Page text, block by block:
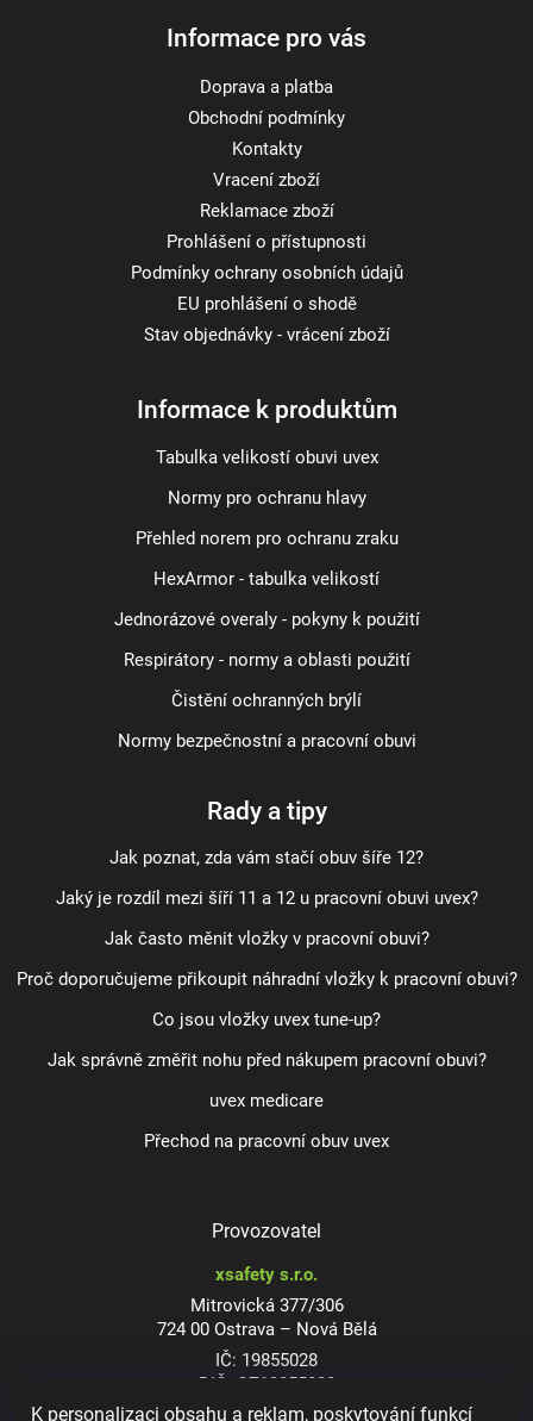
K personalizaci obsahu a reklam, poskytování funkcí
Informace pro vás
Doprava a platba
Obchodní podmínky
Kontakty
Vracení zboží
Reklamace zboží
Prohlášení o přístupnosti
Podmínky ochrany osobních údajů
EU prohlášení o shodě
Stav objednávky - vrácení zboží
Informace k produktům
Tabulka velikostí obuvi uvex
Normy pro ochranu hlavy
Přehled norem pro ochranu zraku
HexArmor - tabulka velikostí
Jednorázové overaly - pokyny k použití
Respirátory - normy a oblasti použití
Čistění ochranných brýlí
Normy bezpečnostní a pracovní obuvi
Rady a tipy
Jak poznat, zda vám stačí obuv šíře 12?
Jaký je rozdíl mezi šíří 11 a 12 u pracovní obuvi uvex?
Jak často měnit vložky v pracovní obuvi?
Proč doporučujeme přikoupit náhradní vložky k pracovní obuvi?
Co jsou vložky uvex tune-up?
Jak správně změřit nohu před nákupem pracovní obuvi?
uvex medicare
Přechod na pracovní obuv uvex
Provozovatel
xsafety s.r.o.
Mitrovická 377/306
724 00 Ostrava – Nová Bělá
IČ: 19855028
DIČ: CZ19855028